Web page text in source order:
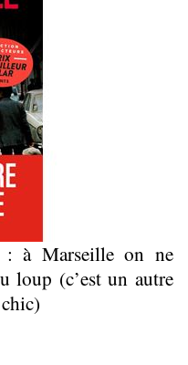
: à Marseille on ne
loup (c’est un autre